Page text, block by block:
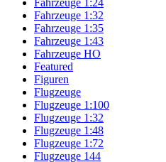
Fahrzeuge 1:24
Fahrzeuge 1:32
Fahrzeuge 1:35
Fahrzeuge 1:43
Fahrzeuge HO
Featured
Figuren
Flugzeuge
Flugzeuge 1:100
Flugzeuge 1:32
Flugzeuge 1:48
Flugzeuge 1:72
Flugzeuge 144